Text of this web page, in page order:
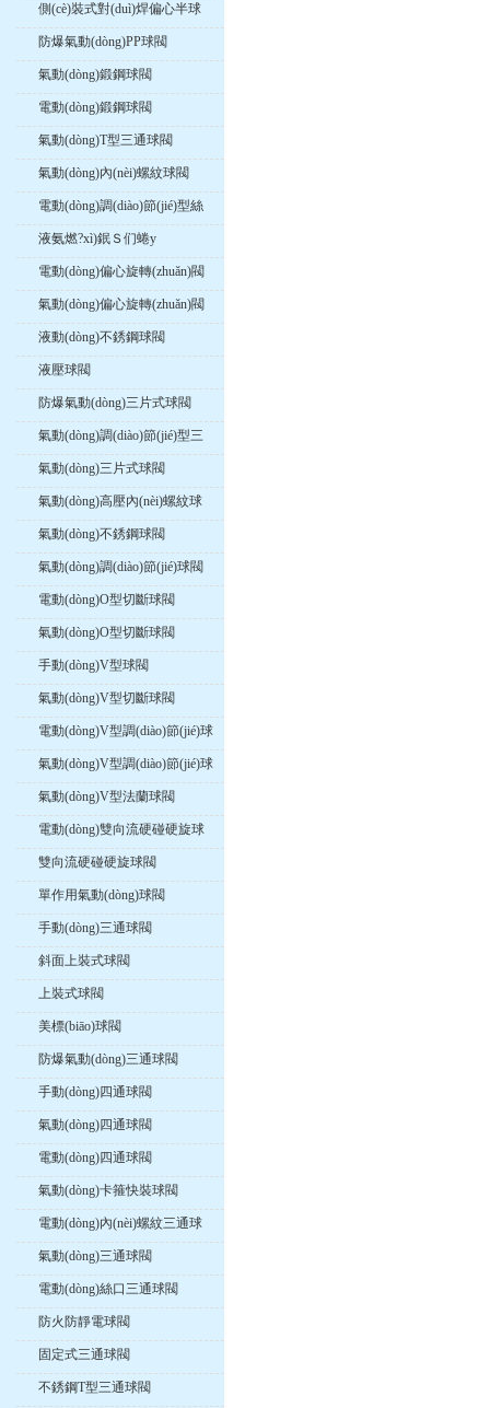
側(cè)裝式對(duì)焊偏心半球
閥
防爆氣動(dòng)PP球閥
氣動(dòng)鍛鋼球閥
電動(dòng)鍛鋼球閥
氣動(dòng)T型三通球閥
氣動(dòng)內(nèi)螺紋球閥
電動(dòng)調(diào)節(jié)型絲
口球閥
液氨燃?xì)鈱Ｓ们蜷y
電動(dòng)偏心旋轉(zhuǎn)閥
氣動(dòng)偏心旋轉(zhuǎn)閥
液動(dòng)不銹鋼球閥
液壓球閥
防爆氣動(dòng)三片式球閥
氣動(dòng)調(diào)節(jié)型三
片式球閥
氣動(dòng)三片式球閥
氣動(dòng)高壓內(nèi)螺紋球
閥
氣動(dòng)不銹鋼球閥
氣動(dòng)調(diào)節(jié)球閥
電動(dòng)O型切斷球閥
氣動(dòng)O型切斷球閥
手動(dòng)V型球閥
氣動(dòng)V型切斷球閥
電動(dòng)V型調(diào)節(jié)球
閥
氣動(dòng)V型調(diào)節(jié)球
閥
氣動(dòng)V型法蘭球閥
電動(dòng)雙向流硬碰硬旋球
閥
雙向流硬碰硬旋球閥
單作用氣動(dòng)球閥
手動(dòng)三通球閥
斜面上裝式球閥
上裝式球閥
美標(biāo)球閥
防爆氣動(dòng)三通球閥
手動(dòng)四通球閥
氣動(dòng)四通球閥
電動(dòng)四通球閥
氣動(dòng)卡箍快裝球閥
電動(dòng)內(nèi)螺紋三通球
閥
氣動(dòng)三通球閥
電動(dòng)絲口三通球閥
防火防靜電球閥
固定式三通球閥
不銹鋼T型三通球閥